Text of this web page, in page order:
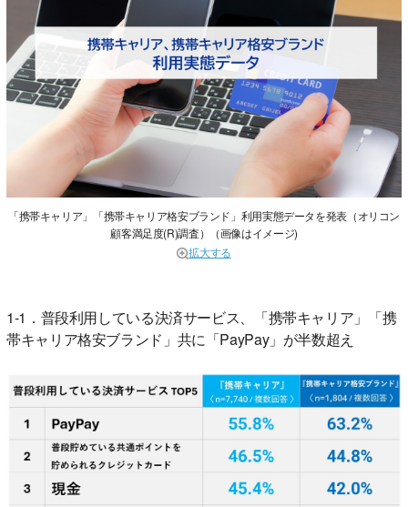
「携帯キャリア」「携帯キャリア格安ブランド」利用実態データを発表（オリコン
顧客満足度(R)調査）（画像はイメージ)
拡大する
1-1．普段利用している決済サービス、「携帯キャリア」「携
帯キャリア格安ブランド」共に「PayPay」が半数超え